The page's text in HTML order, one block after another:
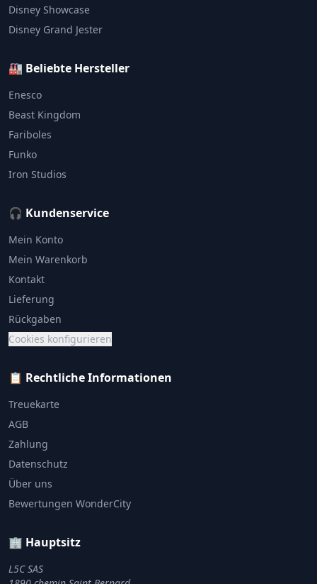
Disney Showcase
Disney Grand Jester
🏭 Beliebte Hersteller
Enesco
Beast Kingdom
Fariboles
Funko
Iron Studios
🎧 Kundenservice
Mein Konto
Mein Warenkorb
Kontakt
Lieferung
Rückgaben
Cookies konfigurieren
📋 Rechtliche Informationen
Treuekarte
AGB
Zahlung
Datenschutz
Über uns
Bewertungen WonderCity
🏢 Hauptsitz
L5C SAS